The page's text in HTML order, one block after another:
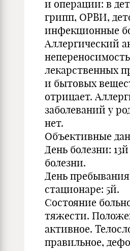
и операции: в
грипп, ОРВИ,
инфекционные
Аллергический
непереносимость
лекарственных
и бытовых
отрицает.
заболеваний у
нет.
Объективные
День болезни:
болезни.
День
стационаре: 5й.
Состояние
тяжести.
активное.
правильное,